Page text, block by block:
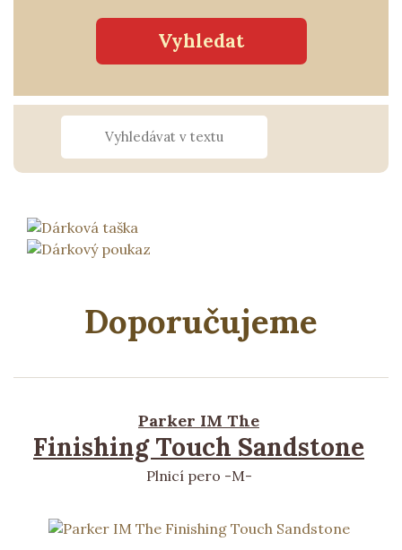
Doporučujeme
Parker IM The
Finishing Touch Sandstone
Plnicí pero -M-